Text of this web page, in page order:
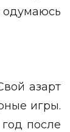
одумаюсь
азарт
игры.
после